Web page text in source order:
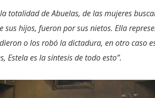
totalidad de Abuelas, de las mujeres
hijos, fueron por sus nietos. Ella
o los robó la dictadura, en otro caso
Estela es la síntesis de todo esto”.